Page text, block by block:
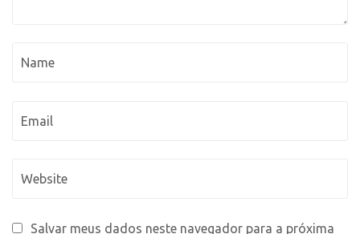
Salvar meus dados neste navegador para a próxima